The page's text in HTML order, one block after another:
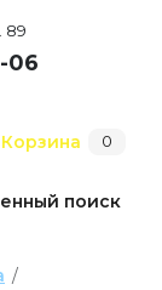
89
06
Корзина 0
поиск
/